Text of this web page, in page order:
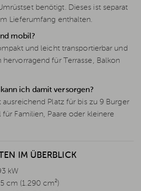
benötigt. Dieses ist separat
Lieferumfang enthalten.
mobil?
und leicht transportierbar und
für Terrasse, Balkon
ich damit versorgen?
Platz für bis zu 9 Burger
Familien, Paare oder kleinere
IM ÜBERBLICK
kW
cm (1.290 cm²)